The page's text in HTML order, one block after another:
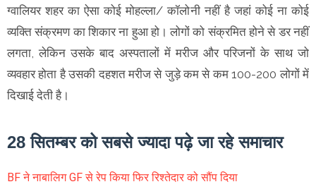
ग्वालियर शहर का ऐसा कोई मोहल्ला/ कॉलोनी नहीं है जहां कोई ना कोई
व्यक्ति संक्रमण का शिकार ना हुआ हो। लोगों को संक्रमित होने से डर नहीं
लगता, लेकिन उसके बाद अस्पतालों में मरीज और परिजनों के साथ जो
व्यवहार होता है उसकी दहशत मरीज से जुड़े कम से कम 100-200 लोगों में
दिखाई देती है।
28 सितम्बर को सबसे ज्यादा पढ़े जा रहे समाचार
BF ने नाबालिग GF से रेप किया फिर रिश्तेदार को सौंप दिया